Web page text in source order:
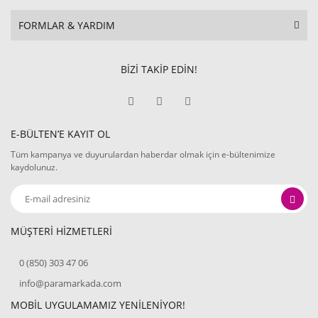
FORMLAR & YARDIM
BİZİ TAKİP EDİN!
E-BÜLTEN’E KAYIT OL
Tüm kampanya ve duyurulardan haberdar olmak için e-bültenimize
kaydolunuz.
MÜŞTERİ HİZMETLERİ
0 (850) 303 47 06
info@paramarkada.com
MOBİL UYGULAMAMIZ YENİLENİYOR!